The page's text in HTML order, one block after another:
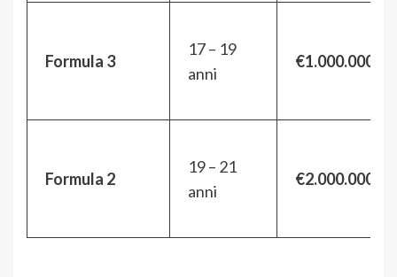
Formula 3
17 – 19
anni
€1.000.000 –
Formula 2
19 – 21
anni
€2.000.000 –